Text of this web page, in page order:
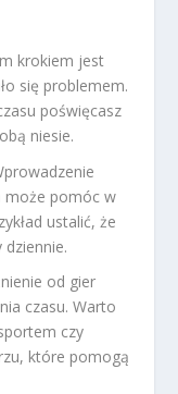
krokiem jest
się problemem.
poświęcasz
niesie.
może pomóc w
ustalić, że
od gier
czasu. Warto
czy
które pomogą